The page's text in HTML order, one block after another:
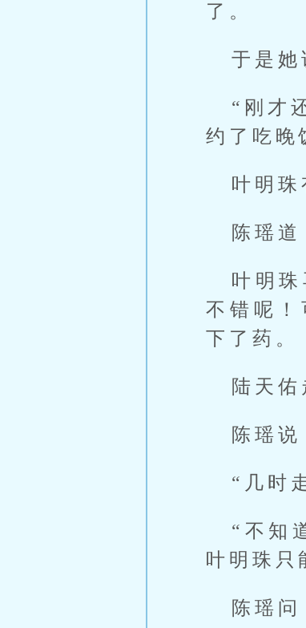
了。
于是她
“刚才
约了吃晚
叶明珠
陈瑶
叶明
不错呢！
下了药。
陆天
陈瑶
“几时
“不知
叶明珠只
陈瑶